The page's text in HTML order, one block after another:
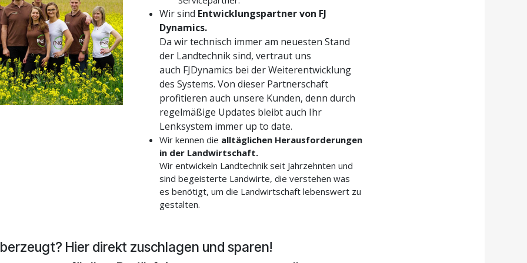
Wir sind Entwicklungspartner von FJ
Dynamics.
Da wir technisch immer am neuesten Stand
der Landtechnik sind, vertraut uns
auch FJDynamics bei der Weiterentwicklung
des Systems. Von dieser Partnerschaft
profitieren auch unsere Kunden, denn durch
regelmäßige Updates bleibt auch Ihr
Lenksystem immer up to date.
Wir kennen die alltäglichen Herausforderungen
in der Landwirtschaft.
Wir entwickeln Landtechnik seit Jahrzehnten und
sind begeisterte Landwirte, die verstehen was
es benötigt, um die Landwirtschaft lebenswert zu
gestalten.
Hier direkt zuschlagen und sparen!